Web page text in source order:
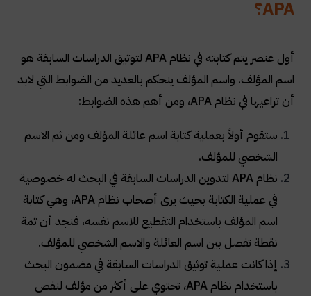
APA؟
أول عنصر يتم كتابته في نظام APA لتوثيق الدراسات السابقة هو
اسم المؤلف. واسم المؤلف ينحكم بالعديد من الضوابط التي لابد
أن تراعيها في نظام APA، ومن أهم هذه الضوابط:
ستقوم أولاً بعملية كتابة اسم عائلة المؤلف ومن ثم الاسم
الشخصي للمؤلف.
نظام APA لتدوين الدراسات السابقة في البحث له خصوصية
في عملية الكتابة بحيث يرى أصحاب نظام APA، وهي كتابة
اسم المؤلف باستخدام التقطيع للاسم نفسه، فنجد أن ثمة
نقطة تفصل بين اسم العائلة والاسم الشخصي للمؤلف.
إذا كانت عملية توثيق الدراسات السابقة في مضمون البحث
باستخدام نظام APA، تحتوي على أكثر من مؤلف لنفص